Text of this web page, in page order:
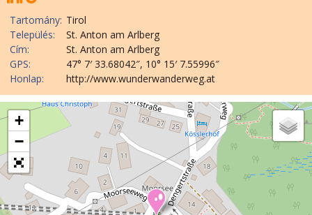
Tartomány: Tirol
Település:
St. Anton am Arlberg
Cím:
St. Anton am Arlberg
GPS:
47° 7′ 33.68042″, 10° 15′ 7.55996″
Honlap:
http://www.wunderwanderweg.at
+
−